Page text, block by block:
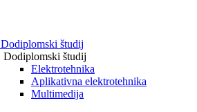
Dodiplomski študij
Dodiplomski študij
Elektrotehnika
Aplikativna elektrotehnika
Multimedija